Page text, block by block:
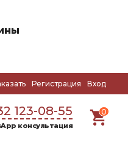
Регистрация Вход
0
123-08-55
консультация